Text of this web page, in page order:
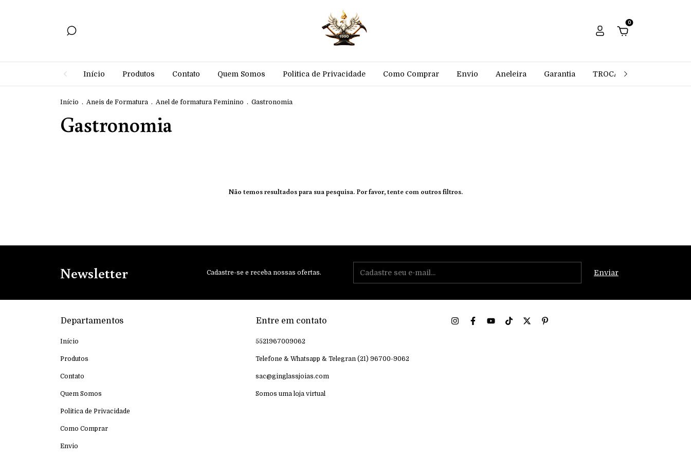
0
Início Produtos Contato Quem Somos Politica de Privacidade Como Comprar Envio Aneleira Garantia TROCAS E DEVOLUÇÕES
Início . Aneis de Formatura . Anel de formatura Feminino . Gastronomia
Gastronomia
Não temos resultados para sua pesquisa. Por favor, tente com outros filtros.
Newsletter Cadastre-se e receba nossas ofertas.
Departamentos
Início
Produtos
Contato
Quem Somos
Politica de Privacidade
Como Comprar
Envio
Entre em contato
5521967009062
Telefone & Whatsapp & Telegran (21) 96700-9062
sac@ginglassjoias.com
Somos uma loja virtual